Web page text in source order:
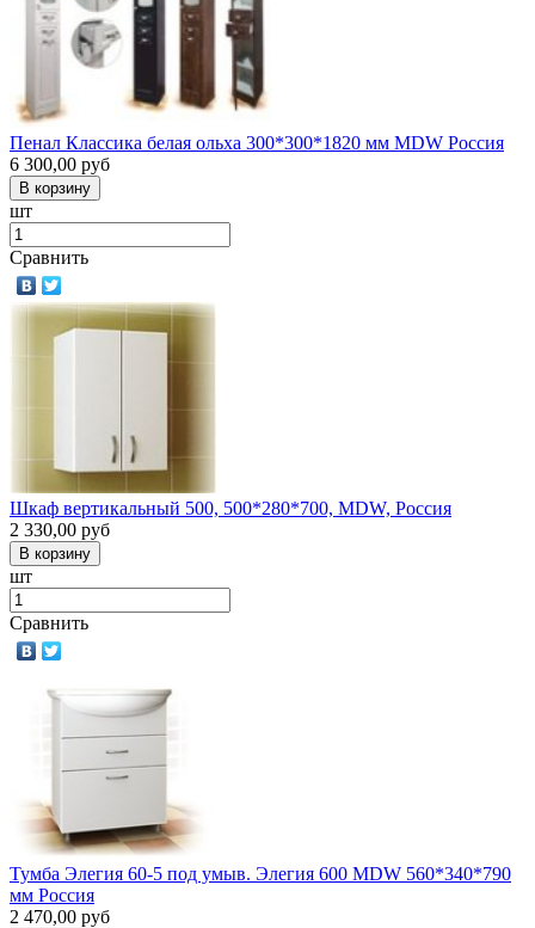
Пенал Классика белая ольха 300*300*1820 мм MDW Россия
6 300,00 руб
шт
Сравнить
Шкаф вертикальный 500, 500*280*700, MDW, Россия
2 330,00 руб
шт
Сравнить
Тумба Элегия 60-5 под умыв. Элегия 600 MDW 560*340*790
мм Россия
2 470,00 руб